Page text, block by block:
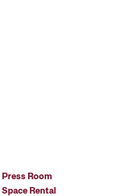
Press Room
Space Rental